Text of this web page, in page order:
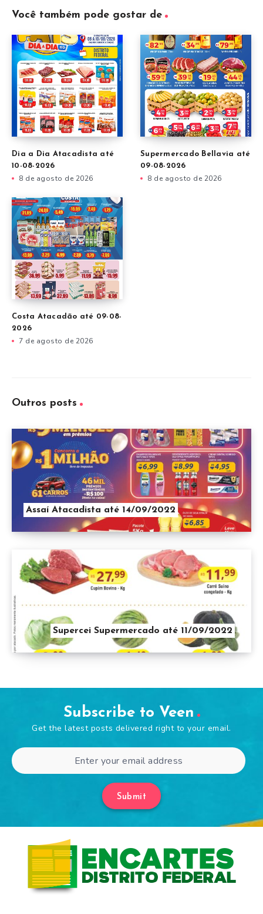
Você também pode gostar de
Dia a Dia Atacadista até
10-08-2026
8 de agosto de 2026
Supermercado Bellavia até
09-08-2026
8 de agosto de 2026
Costa Atacadão até 09-08-
2026
7 de agosto de 2026
Outros posts
Assaí Atacadista até 14/09/2022
Supercei Supermercado até 11/09/2022
Subscribe to Veen
Get the latest posts delivered right to your email.
Submit